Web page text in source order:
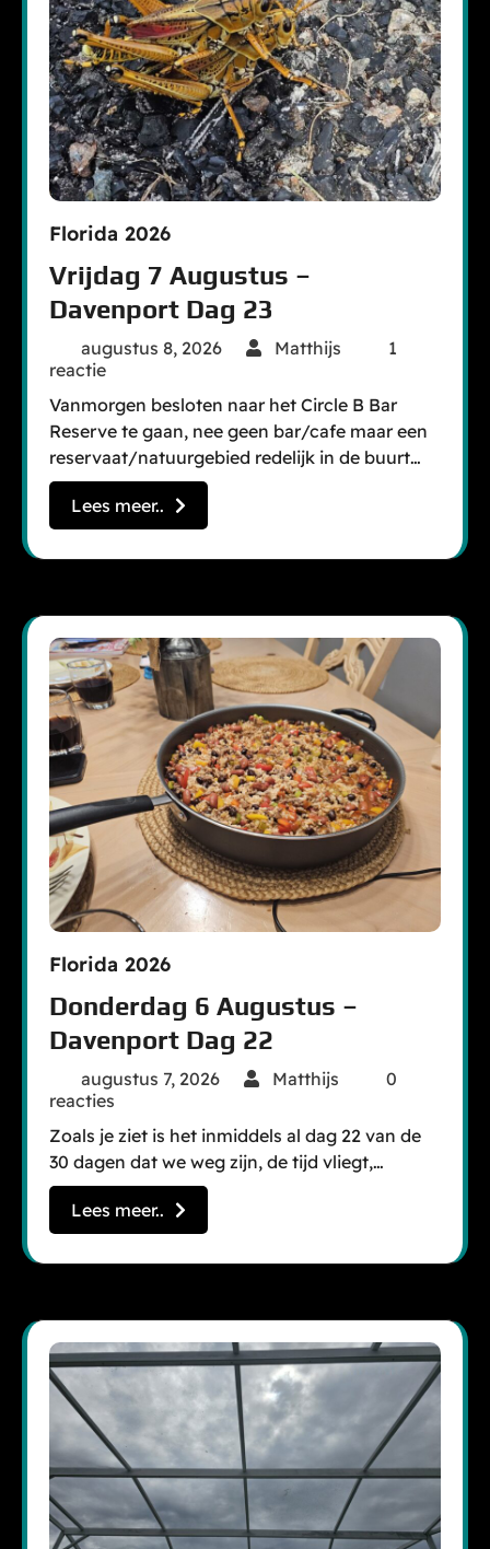
Florida 2026
Vrijdag 7 Augustus –
Davenport Dag 23
augustus 8, 2026 Matthijs
1
reactie
Vanmorgen besloten naar het Circle B Bar
Reserve te gaan, nee geen bar/cafe maar een
reservaat/natuurgebied redelijk in de buurt…
Lees meer..
Florida 2026
Donderdag 6 Augustus –
Davenport Dag 22
augustus 7, 2026 Matthijs
0
reacties
Zoals je ziet is het inmiddels al dag 22 van de
30 dagen dat we weg zijn, de tijd vliegt,…
Lees meer..